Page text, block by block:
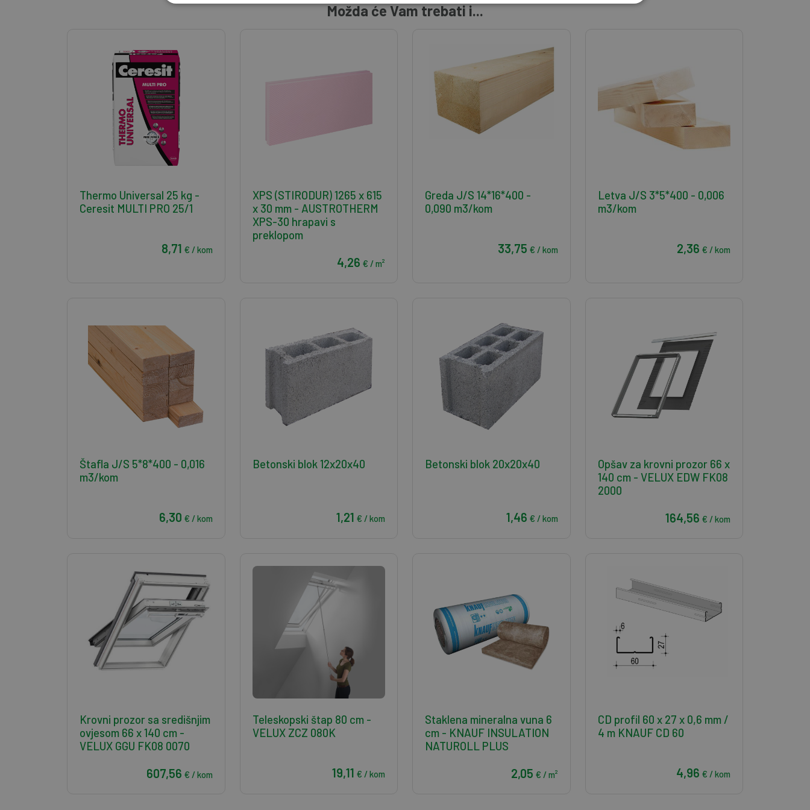
Možda će Vam trebati i...
Thermo Universal 25 kg -
Ceresit MULTI PRO 25/1
8,71 € / kom
XPS (STIRODUR) 1265 x 615
x 30 mm - AUSTROTHERM
XPS-30 hrapavi s
preklopom
4,26 € / m²
Greda J/S 14*16*400 -
0,090 m3/kom
33,75 € / kom
Letva J/S 3*5*400 - 0,006
m3/kom
2,36 € / kom
Štafla J/S 5*8*400 - 0,016
m3/kom
6,30 € / kom
Betonski blok 12x20x40
1,21 € / kom
Betonski blok 20x20x40
1,46 € / kom
Opšav za krovni prozor 66 x
140 cm - VELUX EDW FK08
2000
164,56 € / kom
Krovni prozor sa središnjim
ovjesom 66 x 140 cm -
VELUX GGU FK08 0070
607,56 € / kom
Teleskopski štap 80 cm -
VELUX ZCZ 080K
19,11 € / kom
Staklena mineralna vuna 6
cm - KNAUF INSULATION
NATUROLL PLUS
2,05 € / m²
CD profil 60 x 27 x 0,6 mm /
4 m KNAUF CD 60
4,96 € / kom